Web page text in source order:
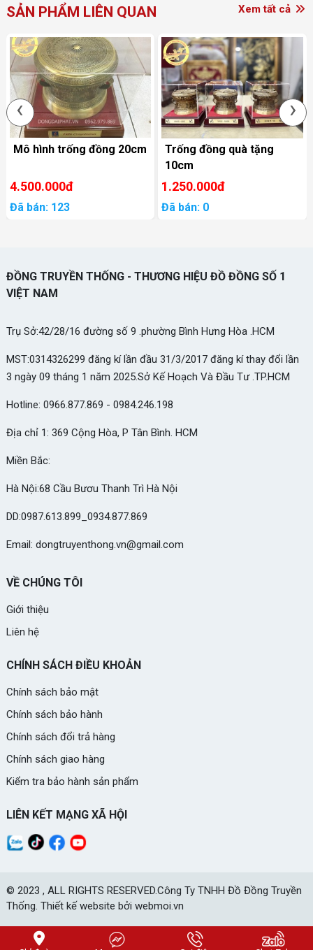
SẢN PHẨM LIÊN QUAN Xem tất cả
Mô hình trống đồng 20cm
4.500.000đ
Đã bán: 123
Trống đồng quà tặng
10cm
1.250.000đ
Đã bán: 0
‹ ›
ĐỒNG TRUYỀN THỐNG - THƯƠNG HIỆU ĐỒ ĐỒNG SỐ 1
VIỆT NAM
Trụ Sở:42/28/16 đường số 9 .phường Bình Hưng Hòa .HCM
MST:0314326299 đăng kí lần đầu 31/3/2017 đăng kí thay đổi lần
3 ngày 09 tháng 1 năm 2025.Sở Kế Hoạch Và Đầu Tư .TP.HCM
Hotline: 0966.877.869 - 0984.246.198
Địa chỉ 1: 369 Cộng Hòa, P Tân Bình. HCM
Miền Bắc:
Hà Nội:68 Cầu Bươu Thanh Trì Hà Nội
DD:0987.613.899_0934.877.869
Email: dongtruyenthong.vn@gmail.com
VỀ CHÚNG TÔI
Giới thiệu
Liên hệ
CHÍNH SÁCH ĐIỀU KHOẢN
Chính sách bảo mật
Chính sách bảo hành
Chính sách đổi trả hàng
Chính sách giao hàng
Kiểm tra bảo hành sản phẩm
LIÊN KẾT MẠNG XÃ HỘI
© 2023 , ALL RIGHTS RESERVED.Công Ty TNHH Đồ Đồng Truyền
Thống. Thiết kế website bởi webmoi.vn